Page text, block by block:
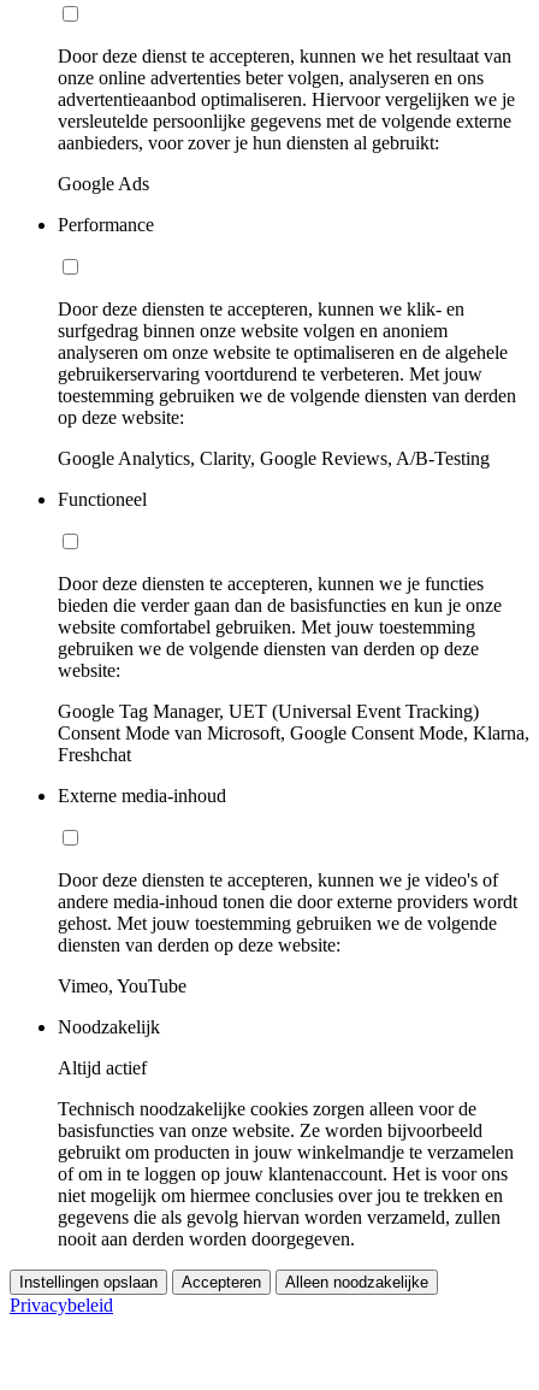
Door deze dienst te accepteren, kunnen we het resultaat van
onze online advertenties beter volgen, analyseren en ons
advertentieaanbod optimaliseren. Hiervoor vergelijken we je
versleutelde persoonlijke gegevens met de volgende externe
aanbieders, voor zover je hun diensten al gebruikt:
Google Ads
Performance
Door deze diensten te accepteren, kunnen we klik- en
surfgedrag binnen onze website volgen en anoniem
analyseren om onze website te optimaliseren en de algehele
gebruikerservaring voortdurend te verbeteren. Met jouw
toestemming gebruiken we de volgende diensten van derden
op deze website:
Google Analytics, Clarity, Google Reviews, A/B-Testing
Functioneel
Door deze diensten te accepteren, kunnen we je functies
bieden die verder gaan dan de basisfuncties en kun je onze
website comfortabel gebruiken. Met jouw toestemming
gebruiken we de volgende diensten van derden op deze
website:
Google Tag Manager, UET (Universal Event Tracking)
Consent Mode van Microsoft, Google Consent Mode, Klarna,
Freshchat
Externe media-inhoud
Door deze diensten te accepteren, kunnen we je video's of
andere media-inhoud tonen die door externe providers wordt
gehost. Met jouw toestemming gebruiken we de volgende
diensten van derden op deze website:
Vimeo, YouTube
Noodzakelijk
Altijd actief
Technisch noodzakelijke cookies zorgen alleen voor de
basisfuncties van onze website. Ze worden bijvoorbeeld
gebruikt om producten in jouw winkelmandje te verzamelen
of om in te loggen op jouw klantenaccount. Het is voor ons
niet mogelijk om hiermee conclusies over jou te trekken en
gegevens die als gevolg hiervan worden verzameld, zullen
nooit aan derden worden doorgegeven.
Instellingen opslaan Accepteren Alleen noodzakelijke
Privacybeleid